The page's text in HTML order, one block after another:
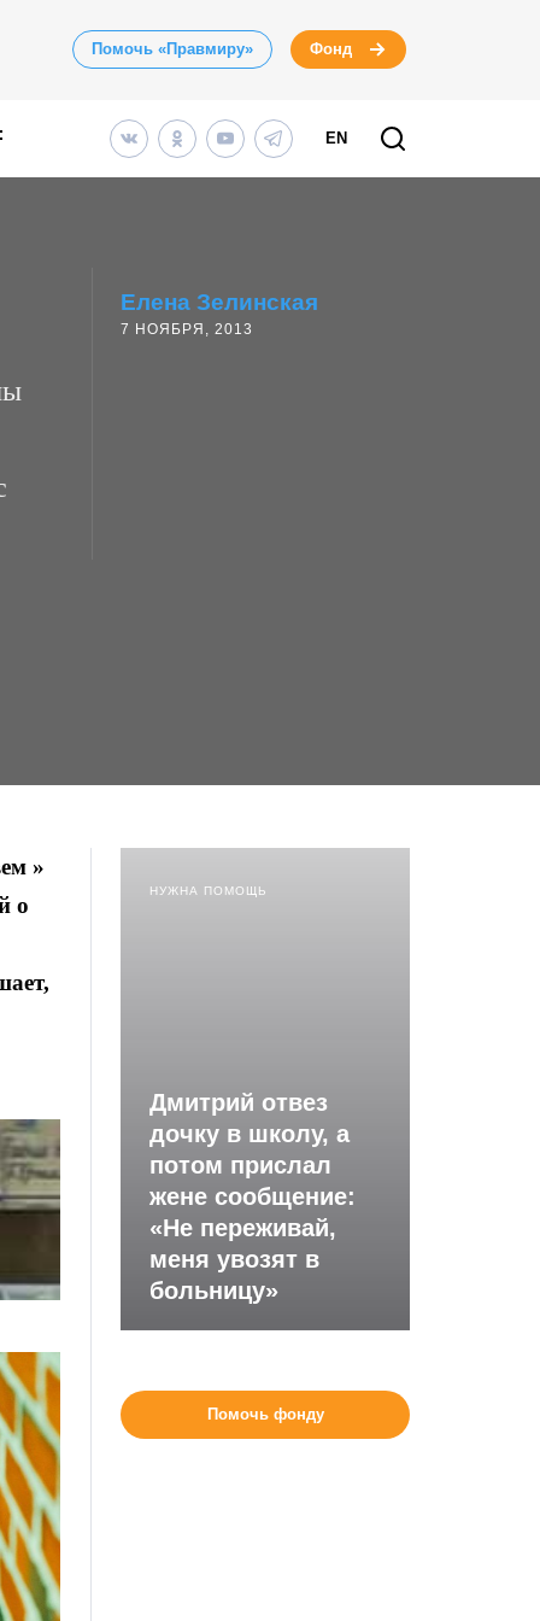
Помочь «Правмиру» Фонд
EN
Елена Зелинская
7 НОЯБРЯ, 2013
»
о
НУЖНА ПОМОЩЬ
Дмитрий отвез
дочку в школу, а
потом прислал
жене сообщение:
«Не переживай,
меня увозят в
больницу»
Помочь фонду